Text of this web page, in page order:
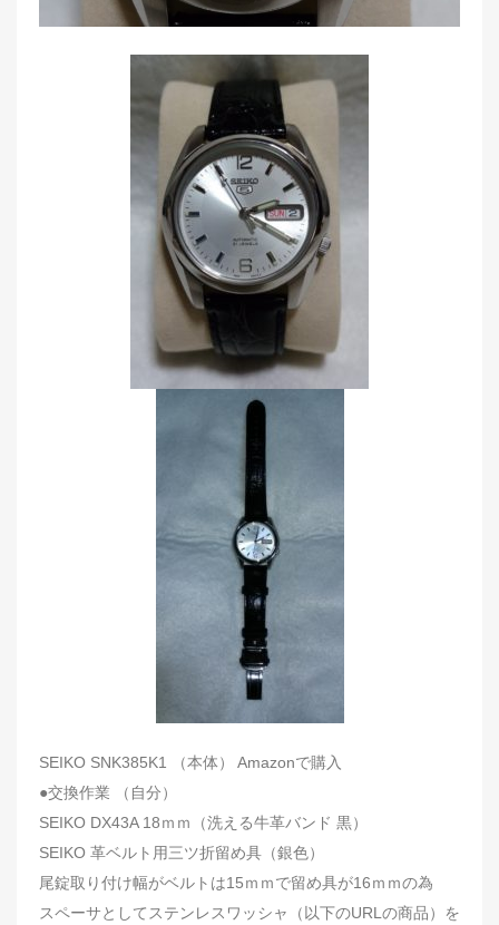
SEIKO SNK385K1 （本体） Amazonで購入
●交換作業 （自分）
SEIKO DX43A 18ｍｍ（洗える牛革バンド 黒）
SEIKO 革ベルト用三ツ折留め具（銀色）
尾錠取り付け幅がベルトは15ｍｍで留め具が16ｍｍの為
スペーサとしてステンレスワッシャ（以下のURLの商品）を